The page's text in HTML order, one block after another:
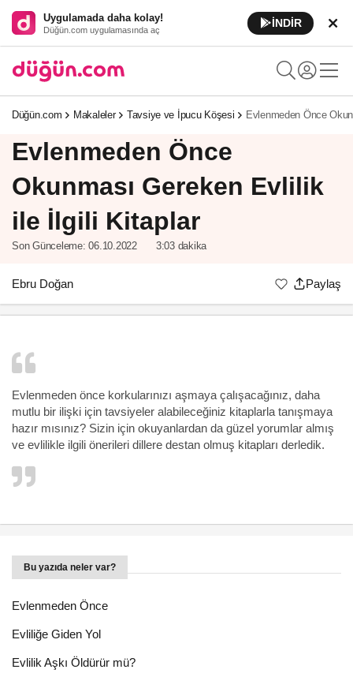
Uygulamada daha kolay!
Düğün.com uygulamasında aç
İNDİR
Düğün.com Makaleler Tavsiye ve İpucu Köşesi Evlenmeden Önce
Evlenmeden Önce
Okunması Gereken Evlilik
ile İlgili Kitaplar
Son Günceleme: 06.10.2022 3:03 dakika
Ebru Doğan Paylaş
Evlenmeden önce korkularınızı aşmaya çalışacağınız, daha
mutlu bir ilişki için tavsiyeler alabileceğiniz kitaplarla tanışmaya
hazır mısınız? Sizin için okuyanlardan da güzel yorumlar almış
ve evlilikle ilgili önerileri dillere destan olmuş kitapları derledik.
Bu yazıda neler var?
Evlenmeden Önce
Evliliğe Giden Yol
Evlilik Aşkı Öldürür mü?